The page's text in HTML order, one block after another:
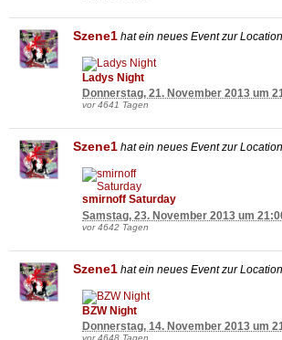
Szene1 hat ein neues Event zur Location
Ladys Night
Donnerstag, 21. November 2013 um
vor 4641 Tagen
Szene1 hat ein neues Event zur Location
smirnoff Saturday
Samstag, 23. November 2013 um
vor 4642 Tagen
Szene1 hat ein neues Event zur Location
BZW Night
Donnerstag, 14. November 2013 um
vor 4648 Tagen